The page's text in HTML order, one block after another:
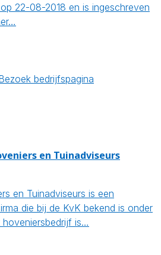
22-08-2018 en is ingeschreven
bedrijfspagina
en Tuinadviseurs
en Tuinadviseurs is een
die bij de KvK bekend is onder
hoveniersbedrijf is…